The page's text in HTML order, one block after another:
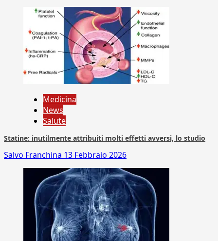
Medicina
News
Salute
Statine: inutilmente attribuiti molti effetti avversi, lo studio
Salvo Franchina 13 Febbraio 2026